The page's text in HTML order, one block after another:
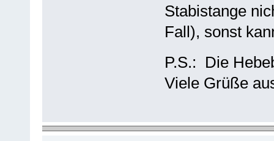
Stabistange
Fall), sonst
P.S.: Die
Viele Grüße